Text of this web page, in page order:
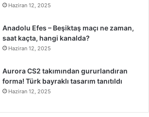
Haziran 12, 2025
Anadolu Efes – Beşiktaş maçı ne zaman,
saat kaçta, hangi kanalda?
Haziran 12, 2025
Aurora CS2 takımından gururlandıran
forma! Türk bayraklı tasarım tanıtıldı
Haziran 12, 2025